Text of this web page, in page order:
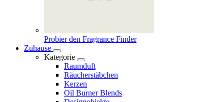
Probier den Fragrance Finder
Zuhause
Kategorie
Raumduft
Räucherstäbchen
Kerzen
Oil Burner Blends